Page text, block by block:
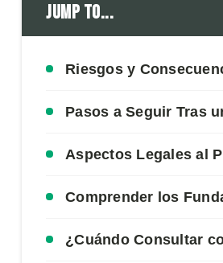
Jump to...
Riesgos y
Pasos a Seguir Tras
Aspectos Legales al
Comprender los
¿Cuándo Consultar